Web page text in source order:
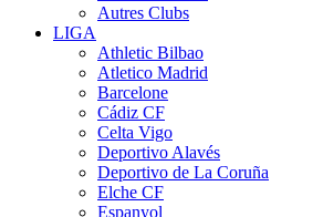
Autres Clubs
LIGA
Athletic Bilbao
Atletico Madrid
Barcelone
Cádiz CF
Celta Vigo
Deportivo Alavés
Deportivo de La Coruña
Elche CF
Espanyol